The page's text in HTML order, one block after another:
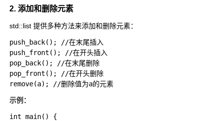
2. 添加和删除元素
std::list 提供多种方法来添加和删除元素：
push_back(); //在末尾插入
push_front(); //在开头插入
pop_back(); //在末尾删除
pop_front(); //在开头删除
示例：
int main() {